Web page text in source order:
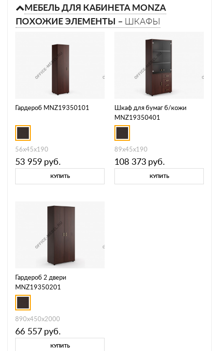
МЕБЕЛЬ ДЛЯ КАБИНЕТА MONZA
ПОХОЖИЕ ЭЛЕМЕНТЫ – ШКАФЫ
Гардероб MNZ19350101
56x45x190
53 959 руб.
КУПИТЬ
Шкаф для бумаг б/кожи
MNZ19350401
89x45x190
108 373 руб.
КУПИТЬ
Гардероб 2 двери
MNZ19350201
890x450x2000
66 557 руб.
КУПИТЬ